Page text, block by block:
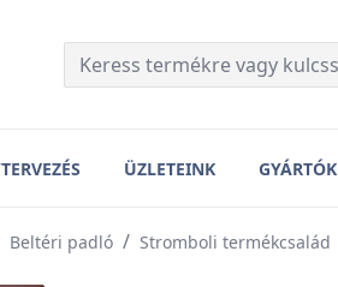
ÜZLETEINK GYÁRTÓK
Beltéri padló Stromboli termékcsalád